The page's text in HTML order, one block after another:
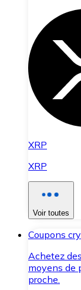
XRP
XRP
Voir toutes
Coupons
Achetez
moyens de
proche.